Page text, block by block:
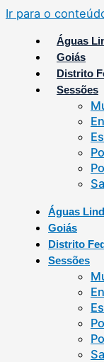
Ir para o
Águas
Goiás
Distrito
Sessões
Águas
Goiás
Distrito
Sessões